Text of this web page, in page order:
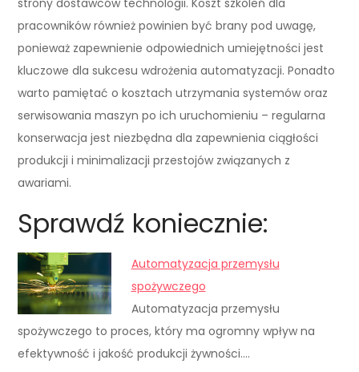
pracowników również powinien być brany pod uwagę,
ponieważ zapewnienie odpowiednich umiejętności jest
kluczowe dla sukcesu wdrożenia automatyzacji. Ponadto
warto pamiętać o kosztach utrzymania systemów oraz
serwisowania maszyn po ich uruchomieniu – regularna
konserwacja jest niezbędna dla zapewnienia ciągłości
produkcji i minimalizacji przestojów związanych z
awariami.
Sprawdź koniecznie:
Automatyzacja przemysłu
spożywczego
Automatyzacja przemysłu
spożywczego to proces, który ma ogromny wpływ na
efektywność i jakość produkcji żywności.…